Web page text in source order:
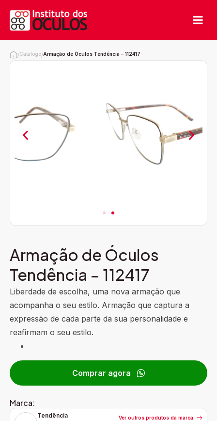
/Catálogo/Armação de Óculos Tendência – 112417
Armação de Óculos
Tendência – 112417
Liberdade de escolha, uma nova armação que
acompanha o seu estilo. Armação que captura a
expressão de cada parte da sua personalidade e
reafirmam o seu estilo.
Comprar agora
Marca:
Tendência Ver outros produtos da marca